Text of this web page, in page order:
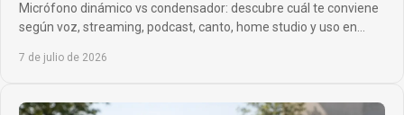
Micrófono dinámico vs condensador: descubre cuál te conviene
según voz, streaming, podcast, canto, home studio y uso en
7 de julio de 2026